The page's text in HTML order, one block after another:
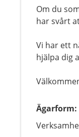
Om du
har svårt
Vi har ett
hjälpa dig
Ägarform: